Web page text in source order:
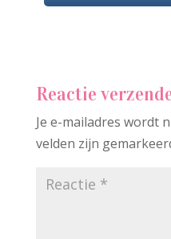
Reactie
Je e-mailadres wordt
velden zijn